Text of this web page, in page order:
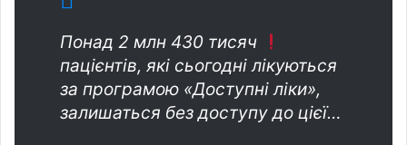
Понад 2 млн 430 тисяч
пацієнтів, які сьогодні лікуються
за програмою «Доступні ліки»,
залишаться без доступу до цієї…